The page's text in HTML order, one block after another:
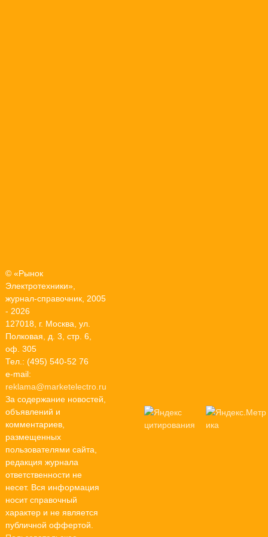
© «Рынок
Электротехники»,
журнал-справочник, 2005
- 2026
127018, г. Москва, ул.
Полковая, д. 3, стр. 6,
оф. 305
Тел.: (495) 540-52 76
e-mail:
reklama@marketelectro.ru
За содержание новостей,
объявлений и
комментариев,
размещенных
пользователями сайта,
редакция журнала
ответственности не
несет. Вся информация
носит справочный
характер и не является
публичной оффертой.